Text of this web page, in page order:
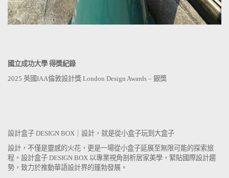
國立成功大學 得獎紀錄
2025 英國IAA倫敦設計獎 London Design Awards – 銀獎
設計盒子 DESIGN BOX｜設計，就是從小盒子玩到大盒子
設計，不僅是靈感的火花，更是一場從小盒子延展至無限可能的探索旅
程。設計盒子 DESIGN BOX 以專業視角剖析居家美學，緊貼國際設計趨
勢，致力於推動華語設計界的蓬勃發展。